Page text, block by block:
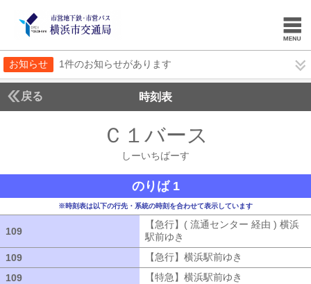
お知らせ 1件のお知らせがあります
戻る 時刻表
Ｃ１バース
しーいちばーす
のりば 1
※時刻表は以下の行先・系統の時刻を合わせて表示しています
109
【急行】( 流通センター 経由 ) 横浜
駅前ゆき
109
【急行】横浜駅前ゆき
109
【特急】横浜駅前ゆき